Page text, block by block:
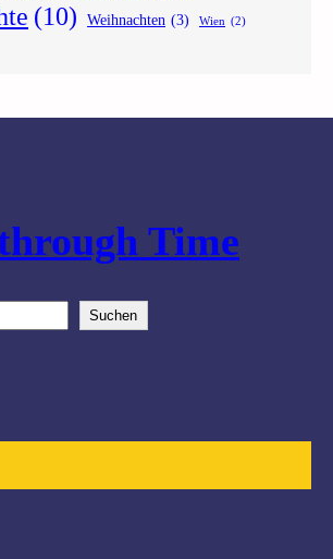
(10) Weihnachten (3) Wien (2)
Time
Suchen